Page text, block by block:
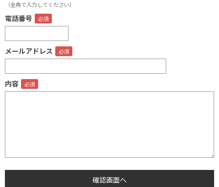
（全角で入力してください）
電話番号
メールアドレス
内容